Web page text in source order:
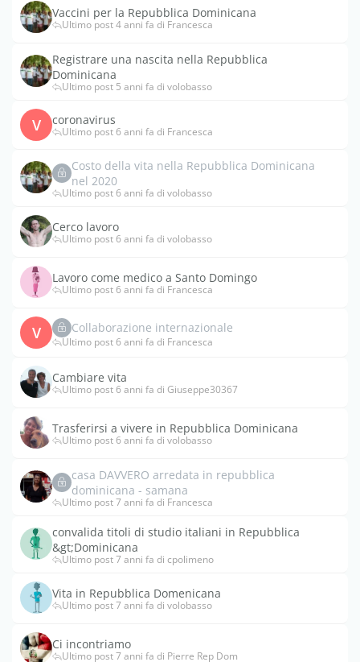
Vaccini per la Repubblica Dominicana
Ultimo post 4 anni fa di Francesca
Registrare una nascita nella Repubblica
Dominicana
Ultimo post 5 anni fa di volobasso
V coronavirus
Ultimo post 6 anni fa di Francesca
Costo della vita nella Repubblica Dominicana
nel 2020
Ultimo post 6 anni fa di volobasso
Cerco lavoro
Ultimo post 6 anni fa di volobasso
Lavoro come medico a Santo Domingo
Ultimo post 6 anni fa di Francesca
V Collaborazione internazionale
Ultimo post 6 anni fa di Francesca
Cambiare vita
Ultimo post 6 anni fa di Giuseppe30367
Trasferirsi a vivere in Repubblica Dominicana
Ultimo post 6 anni fa di volobasso
casa DAVVERO arredata in repubblica
dominicana - samana
Ultimo post 7 anni fa di Francesca
convalida titoli di studio italiani in Repubblica
&gt;Dominicana
Ultimo post 7 anni fa di cpolimeno
Vita in Repubblica Domenicana
Ultimo post 7 anni fa di volobasso
Ci incontriamo
Ultimo post 7 anni fa di Pierre Rep Dom